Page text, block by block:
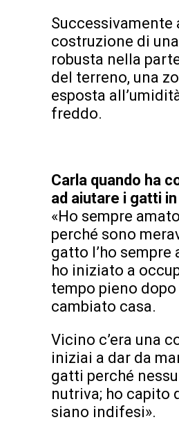
Successivamente
costruzione di
robusta nella
del terreno, una
esposta
freddo.
Carla quando ha
ad aiutare i gatti
«Ho sempre
perché sono
gatto l’ho sempre
ho iniziato a
tempo pieno dopo
cambiato casa.
Vicino c’era una
iniziai a dar da
gatti perché
nutriva; ho capito
siano indifesi».